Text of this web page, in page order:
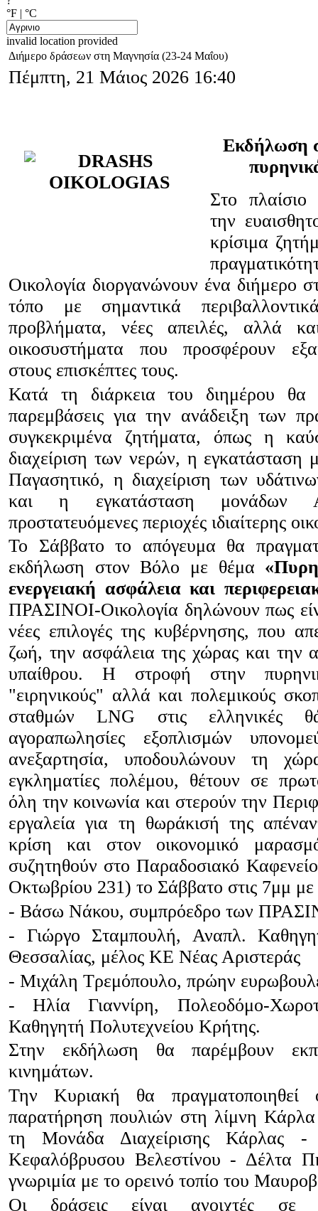
°F | °C
invalid location provided
Διήμερο δράσεων στη Μαγνησία (23-24 Μαΐου)
Πέμπτη, 21 Μάιος 2026 16:40
Εκδήλωση
Στο
την
κρίσιμα
Οικολογία διοργανώνουν ένα διήμερο
τόπο με σημαντικά
προβλήματα, νέες απειλές, αλλά
οικοσυστήματα που προσφέρουν
στους επισκέπτες τους.
Κατά τη διάρκεια του διημέρου θα
παρεμβάσεις για την ανάδειξη των
συγκεκριμένα ζητήματα, όπως η
διαχείριση των νερών, η εγκατάσταση
Παγασητικό, η διαχείριση των
και η εγκατάσταση
προστατευόμενες περιοχές ιδιαίτερης
Το Σάββατο το απόγευμα θα
εκδήλωση στον Βόλο με θέμα
ενεργειακή ασφάλεια και
ΠΡΑΣΙΝΟΙ-Οικολογία δηλώνουν πως
νέες επιλογές της κυβέρνησης, που
ζωή, την ασφάλεια της χώρας και την
υπαίθρου. Η στροφή στην
"ειρηνικούς" αλλά και πολεμικούς
σταθμών LNG στις ελληνικές
αγοραπωλησίες εξοπλισμών
ανεξαρτησία, υποδουλώνουν τη
εγκληματίες πολέμου, θέτουν σε
όλη την κοινωνία και στερούν την
εργαλεία για τη θωράκισή της
κρίση και στον οικονομικό
συζητηθούν στο Παραδοσιακό
Οκτωβρίου 231) το Σάββατο στις 7μμ με
- Βάσω Νάκου, συμπρόεδρο των
- Γιώργο Σταμπουλή, Αναπλ.
Θεσσαλίας, μέλος ΚΕ Νέας Αριστεράς
- Μιχάλη Τρεμόπουλο, πρώην
- Ηλία Γιαννίρη, Πολεοδόμο-
Καθηγητή Πολυτεχνείου Κρήτης.
Στην εκδήλωση θα παρέμβουν
κινημάτων.
Την Κυριακή θα πραγματοποιηθεί
παρατήρηση πουλιών στη λίμνη
τη Μονάδα Διαχείρισης Κάρλας
Κεφαλόβρυσου Βελεστίνου - Δέλτα
γνωριμία με το ορεινό τοπίο του
Οι δράσεις είναι ανοιχτές σε